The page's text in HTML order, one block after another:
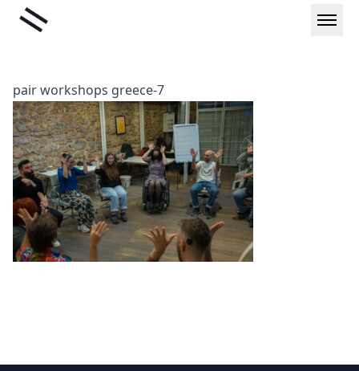
Μετάβαση
Liminal
pair workshops greece-7